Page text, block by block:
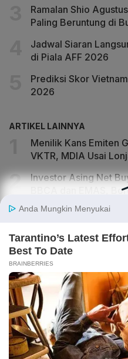
Ramalan Shio
Paling Beruntung di
Jadwal Siaran
di Piala AFF 2026
Prediksi Skor
2026
ARTIKEL LAINNYA
Menilik Kans Emiten
VKTR, MDIA Usai
Investor Asing Net
BBCA dan EMAS,
Manajemen Ungkap
IHSG Berpeluang
DSSA Jadi Jagoan
IHSG Naik ke 6.409,
di MGLV, BNBR,